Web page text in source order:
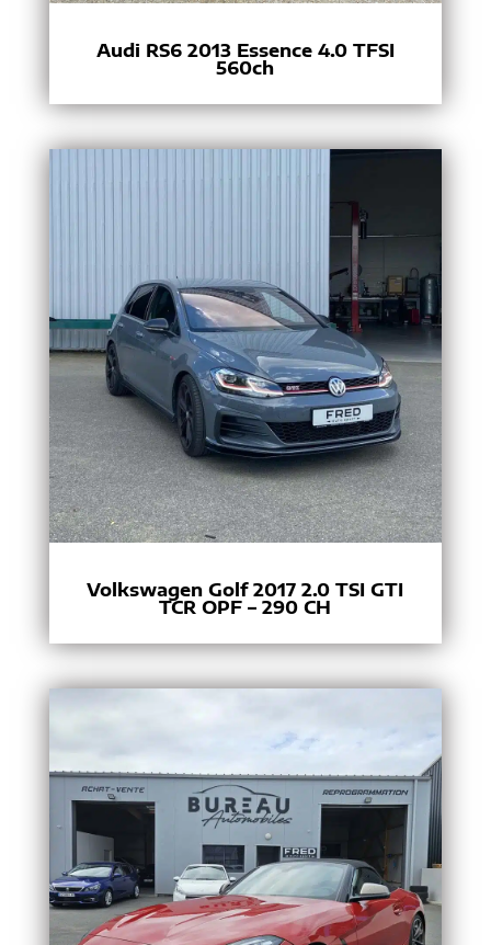
Audi RS6 2013 Essence 4.0 TFSI
560ch
Volkswagen Golf 2017 2.0 TSI GTI
TCR OPF – 290 CH